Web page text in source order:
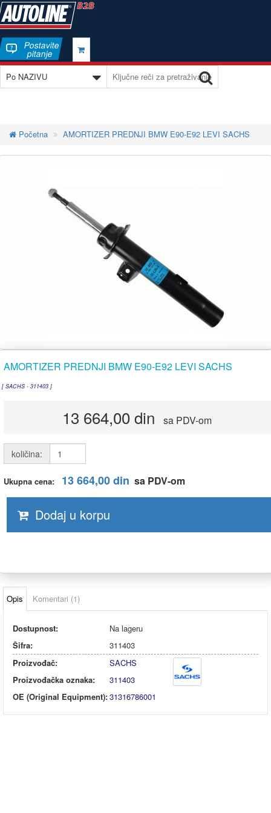
Postavite
pitanje
Početna AMORTIZER PREDNJI BMW E90-E92 LEVI SACHS
AMORTIZER PREDNJI BMW E90-E92 LEVI SACHS
[ SACHS - 311403 ]
13 664,00 dinsa PDV-om
količina:
Ukupna cena: 13 664,00 din sa PDV-om
Dodaj u korpu
Opis Komentari (1)
Dostupnost:
Na lageru
Šifra:
311403
Proizvođač:
SACHS
Proizvođačka oznaka:
311403
OE (Original Equipment):31316786001